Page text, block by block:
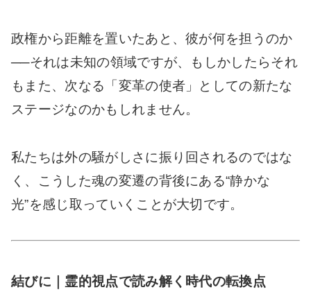
政権から距離を置いたあと、彼が何を担うのか
──それは未知の領域ですが、もしかしたらそれ
もまた、次なる「変革の使者」としての新たな
ステージなのかもしれません。
私たちは外の騒がしさに振り回されるのではな
く、こうした魂の変遷の背後にある“静かな
光”を感じ取っていくことが大切です。
結びに｜霊的視点で読み解く時代の転換点